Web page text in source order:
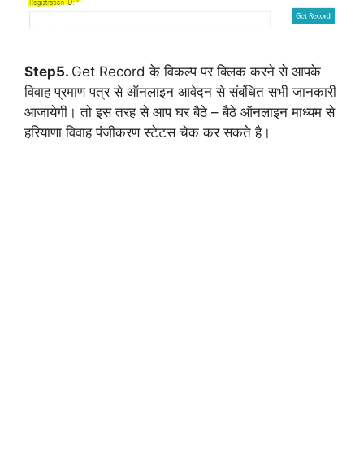
Step5. Get Record के विकल्प पर क्लिक करने से आपके
विवाह प्रमाण पत्र से ऑनलाइन आवेदन से संबंधित सभी जानकारी
आजायेगी। तो इस तरह से आप घर बैठे – बैठे ऑनलाइन माध्यम से
हरियाणा विवाह पंजीकरण स्टेटस चेक कर सकते है।